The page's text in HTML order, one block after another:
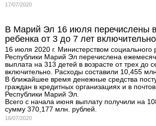
17/07/2020
В Марий Эл 16 июля перечислены
ребенка от 3 до 7 лет включительно
16 июля 2020 г. Министерством социального
Республики Марий Эл перечислена
выплата на 313 детей в возрасте от трех до
включительно. Расходы составили 10,455
В ближайшее время денежные средства
граждан в кредитных организациях и в
Республики Марий Эл.
Всего с начала июня выплату получили на
сумму 370,177 млн. рублей.
16/07/2020